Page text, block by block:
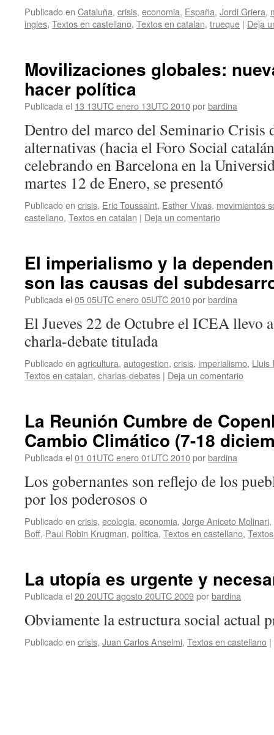
Publicado en Cataluña, crisis, economia, España, Jordi Griera,
ingles, Textos en castellano, Textos en catalan, trueque | Deja
Movilizaciones globales:
hacer política
Publicada el 13 13UTC enero 13UTC 2010porbardina
Dentro del marco del Seminario Crisis
alternativas (hacia el Foro Social
celebrando en Barcelona en la
martes 12 de Enero, se presentó
Publicado en crisis, Eric Toussaint, Esther Vivas, movimientos
castellano, Textos en catalan | Deja un comentario
El imperialismo y la
son las causas del
Publicada el 05 05UTC enero 05UTC 2010porbardina
El Jueves 22 de Octubre el ICEA llevo
charla-debate titulada
Publicado en agricultura, autogestion, crisis, imperialismo, Lluis
Textos en catalan, charlas-debates | Deja un comentario
La Reunión Cumbre de
Cambio Climático (7-18
Publicada el 01 01UTC enero 01UTC 2010porbardina
Los gobernantes son reflejo de los
por los poderosos o
Publicado en crisis, ecologia, economia, Jorge Aniceto Molinari,
Boff, Paul Robin Krugman, politica, Textos en castellano,
La utopía es urgente y
Publicada el 20 20UTC agosto 20UTC 2009porbardina
Obviamente la estructura social actual
Publicado en crisis, Juan Carlos Anselmi, Textos en castellano |